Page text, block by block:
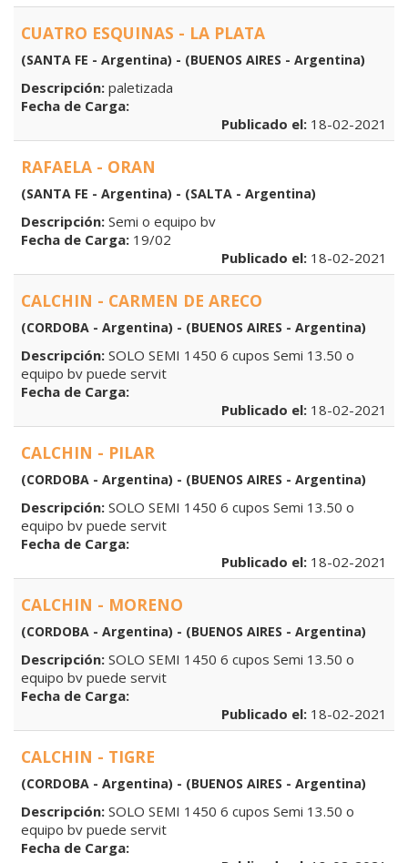
CUATRO ESQUINAS - LA PLATA
(SANTA FE - Argentina) - (BUENOS AIRES - Argentina)
Descripción: paletizada
Fecha de Carga:
Publicado el: 18-02-2021
RAFAELA - ORAN
(SANTA FE - Argentina) - (SALTA - Argentina)
Descripción: Semi o equipo bv
Fecha de Carga: 19/02
Publicado el: 18-02-2021
CALCHIN - CARMEN DE ARECO
(CORDOBA - Argentina) - (BUENOS AIRES - Argentina)
Descripción: SOLO SEMI 1450 6 cupos Semi 13.50 o
equipo bv puede servit
Fecha de Carga:
Publicado el: 18-02-2021
CALCHIN - PILAR
(CORDOBA - Argentina) - (BUENOS AIRES - Argentina)
Descripción: SOLO SEMI 1450 6 cupos Semi 13.50 o
equipo bv puede servit
Fecha de Carga:
Publicado el: 18-02-2021
CALCHIN - MORENO
(CORDOBA - Argentina) - (BUENOS AIRES - Argentina)
Descripción: SOLO SEMI 1450 6 cupos Semi 13.50 o
equipo bv puede servit
Fecha de Carga:
Publicado el: 18-02-2021
CALCHIN - TIGRE
(CORDOBA - Argentina) - (BUENOS AIRES - Argentina)
Descripción: SOLO SEMI 1450 6 cupos Semi 13.50 o
equipo bv puede servit
Fecha de Carga: